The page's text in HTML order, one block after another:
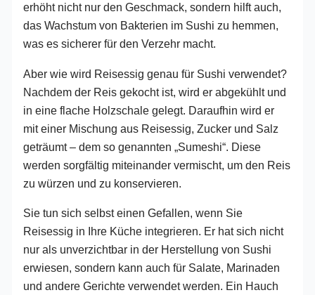
erhöht nicht nur den Geschmack, sondern hilft auch,
das Wachstum von Bakterien im Sushi zu hemmen,
was es sicherer für den Verzehr macht.
Aber wie wird Reisessig genau für Sushi verwendet?
Nachdem der Reis gekocht ist, wird er abgekühlt und
in eine flache Holzschale gelegt. Daraufhin wird er
mit einer Mischung aus Reisessig, Zucker und Salz
geträumt – dem so genannten „Sumeshi“. Diese
werden sorgfältig miteinander vermischt, um den Reis
zu würzen und zu konservieren.
Sie tun sich selbst einen Gefallen, wenn Sie
Reisessig in Ihre Küche integrieren. Er hat sich nicht
nur als unverzichtbar in der Herstellung von Sushi
erwiesen, sondern kann auch für Salate, Marinaden
und andere Gerichte verwendet werden. Ein Hauch